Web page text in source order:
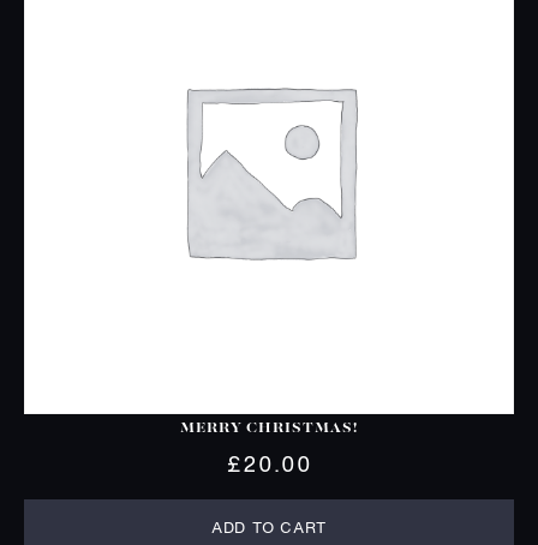
MERRY CHRISTMAS!
£20.00
ADD TO CART